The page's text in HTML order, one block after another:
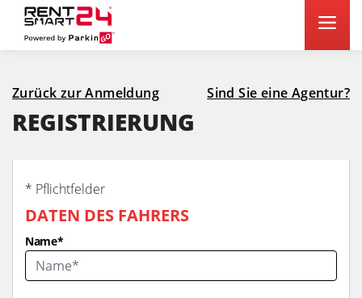
Zurück zur Anmeldung Sind Sie eine Agentur?
REGISTRIERUNG
* Pflichtfelder
DATEN DES FAHRERS
Name*